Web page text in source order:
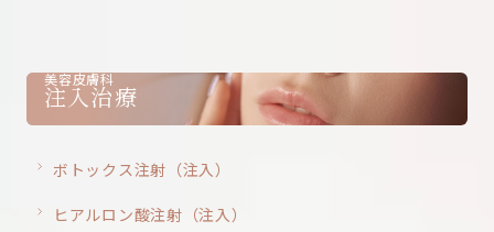
美容皮膚科
注入治療
ボトックス注射（注入）
ヒアルロン酸注射（注入）